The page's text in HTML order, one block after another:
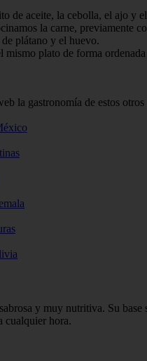
de aceite, la cebolla, el ajo y
la carne, previamente
plátano y el huevo.
mismo plato de forma
la gastronomía de estos otros
y muy nutritiva. Su
cualquier hora.